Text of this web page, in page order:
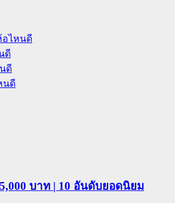
อไหนดี
ดี
ดี
นดี
บาท | 10 อันดับยอดนิยม